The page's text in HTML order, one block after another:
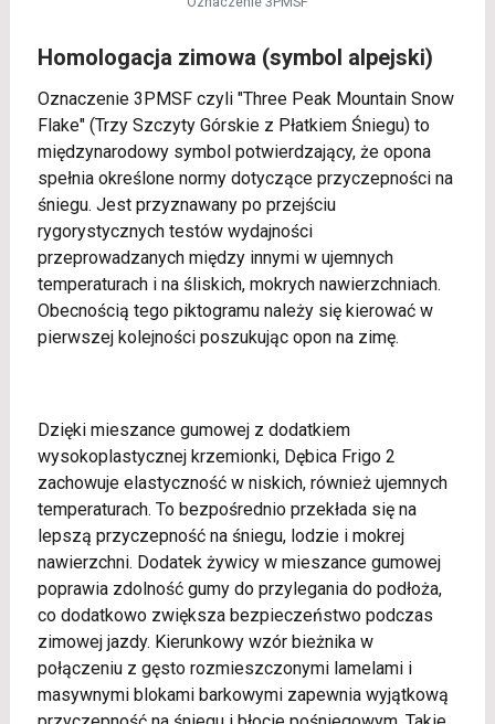
Homologacja zimowa (symbol alpejski)
Oznaczenie 3PMSF czyli "Three Peak Mountain Snow
Flake" (Trzy Szczyty Górskie z Płatkiem Śniegu) to
międzynarodowy symbol potwierdzający, że opona
spełnia określone normy dotyczące przyczepności na
śniegu. Jest przyznawany po przejściu
rygorystycznych testów wydajności
przeprowadzanych między innymi w ujemnych
temperaturach i na śliskich, mokrych nawierzchniach.
Obecnością tego piktogramu należy się kierować w
pierwszej kolejności poszukując opon na zimę.
Dzięki mieszance gumowej z dodatkiem
wysokoplastycznej krzemionki, Dębica Frigo 2
zachowuje elastyczność w niskich, również ujemnych
temperaturach. To bezpośrednio przekłada się na
lepszą przyczepność na śniegu, lodzie i mokrej
nawierzchni. Dodatek żywicy w mieszance gumowej
poprawia zdolność gumy do przylegania do podłoża,
co dodatkowo zwiększa bezpieczeństwo podczas
zimowej jazdy. Kierunkowy wzór bieżnika w
połączeniu z gęsto rozmieszczonymi lamelami i
masywnymi blokami barkowymi zapewnia wyjątkową